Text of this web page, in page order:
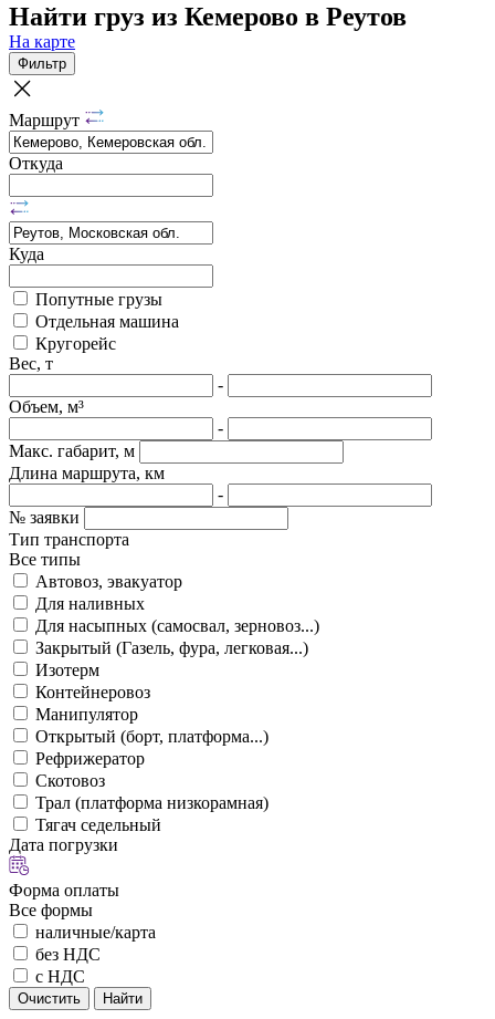
Найти груз из Кемерово в Реутов
На карте
Фильтр
Маршрут
Откуда
Куда
Попутные грузы
Отдельная машина
Кругорейс
Вес, т
-
Объем, м³
-
Макс. габарит, м
Длина маршрута, км
-
№ заявки
Тип транспорта
Все типы
Автовоз, эвакуатор
Для наливных
Для насыпных (самосвал, зерновоз...)
Закрытый (Газель, фура, легковая...)
Изотерм
Контейнеровоз
Манипулятор
Открытый (борт, платформа...)
Рефрижератор
Скотовоз
Трал (платформа низкорамная)
Тягач седельный
Дата погрузки
Форма оплаты
Все формы
наличные/карта
без НДС
с НДС
Очистить Найти